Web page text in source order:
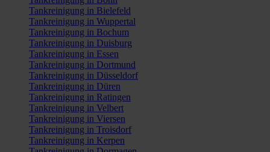
Tankreinigung in Bielefeld
Tankreinigung in Wuppertal
Tankreinigung in Bochum
Tankreinigung in Duisburg
Tankreinigung in Essen
Tankreinigung in Dortmund
Tankreinigung in Düsseldorf
Tankreinigung in Düren
Tankreinigung in Ratingen
Tankreinigung in Velbert
Tankreinigung in Viersen
Tankreinigung in Troisdorf
Tankreinigung in Kerpen